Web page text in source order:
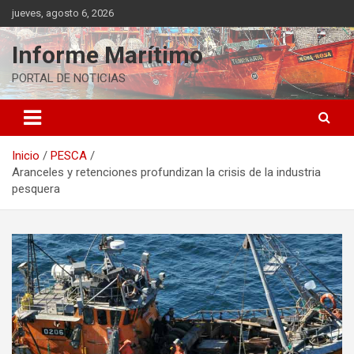
Saltar
al
contenido
jueves, agosto 6, 2026
Informe Marítimo
PORTAL DE NOTICIAS
Inicio
PESCA
Aranceles y retenciones profundizan la crisis de la industria
pesquera